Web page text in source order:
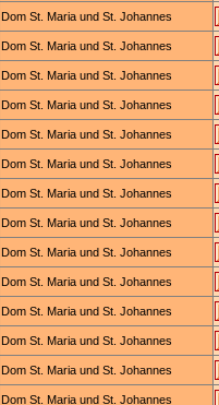
Dom St. Maria und St. Johannes
Dom St. Maria und St. Johannes
Dom St. Maria und St. Johannes
Dom St. Maria und St. Johannes
Dom St. Maria und St. Johannes
Dom St. Maria und St. Johannes
Dom St. Maria und St. Johannes
Dom St. Maria und St. Johannes
Dom St. Maria und St. Johannes
Dom St. Maria und St. Johannes
Dom St. Maria und St. Johannes
Dom St. Maria und St. Johannes
Dom St. Maria und St. Johannes
Dom St. Maria und St. Johannes